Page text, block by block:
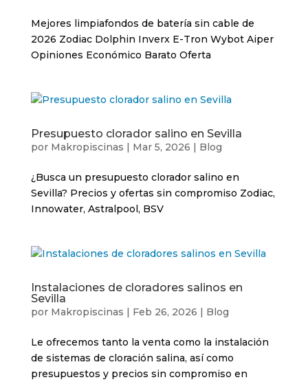
Mejores limpiafondos de batería sin cable de
2026 Zodiac Dolphin Inverx E-Tron Wybot Aiper
Opiniones Económico Barato Oferta
Presupuesto clorador salino en Sevilla
por Makropiscinas | Mar 5, 2026 | Blog
¿Busca un presupuesto clorador salino en
Sevilla? Precios y ofertas sin compromiso Zodiac,
Innowater, Astralpool, BSV
Instalaciones de cloradores salinos en
Sevilla
por Makropiscinas | Feb 26, 2026 | Blog
Le ofrecemos tanto la venta como la instalación
de sistemas de cloración salina, así como
presupuestos y precios sin compromiso en